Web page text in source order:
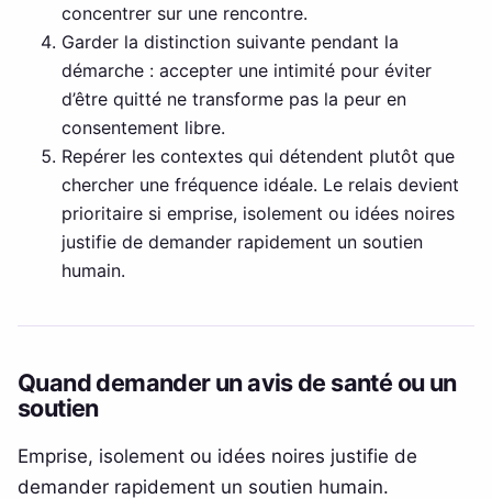
concentrer sur une rencontre.
Garder la distinction suivante pendant la
démarche : accepter une intimité pour éviter
d’être quitté ne transforme pas la peur en
consentement libre.
Repérer les contextes qui détendent plutôt que
chercher une fréquence idéale. Le relais devient
prioritaire si emprise, isolement ou idées noires
justifie de demander rapidement un soutien
humain.
Quand demander un avis de santé ou un
soutien
Emprise, isolement ou idées noires justifie de
demander rapidement un soutien humain.